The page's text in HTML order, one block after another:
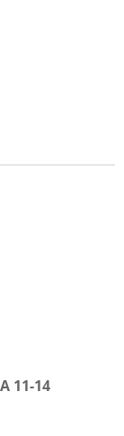
11-14